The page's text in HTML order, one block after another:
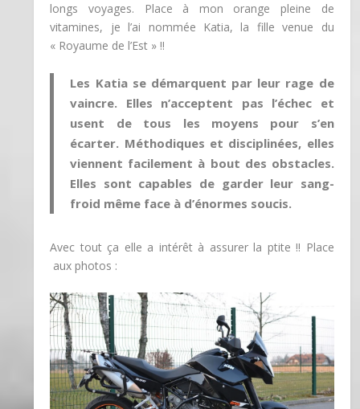
longs voyages. Place à mon orange pleine de
vitamines, je l’ai nommée Katia, la fille venue du
« Royaume de l’Est » !!
Les Katia se démarquent par leur rage de
vaincre. Elles n’acceptent pas l’échec et
usent de tous les moyens pour s’en
écarter. Méthodiques et disciplinées, elles
viennent facilement à bout des obstacles.
Elles sont capables de garder leur sang-
froid même face à d’énormes soucis.
Avec tout ça elle a intérêt à assurer la ptite !! Place
aux photos :